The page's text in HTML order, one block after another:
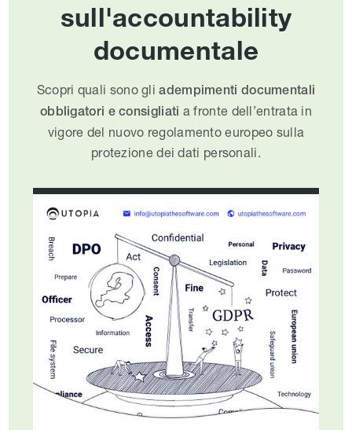
sull'accountability
documentale
Scopri quali sono gliadempimenti documentali
obbligatori e consigliati a fronte dell’entrata in
vigore del nuovo regolamento europeo sulla
protezione dei dati personali.